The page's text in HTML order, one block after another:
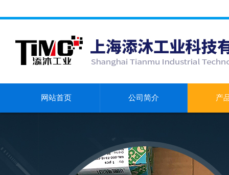
网站首页 公司简介 产